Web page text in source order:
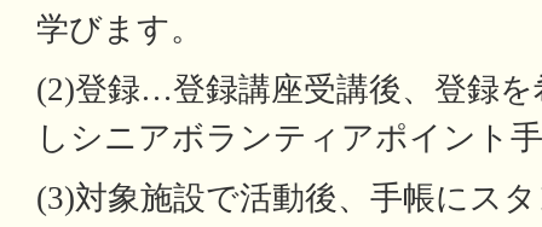
学びます。
(2)登録…登録講座受講後、登録
しシニアボランティアポイント
(3)対象施設で活動後、手帳にス